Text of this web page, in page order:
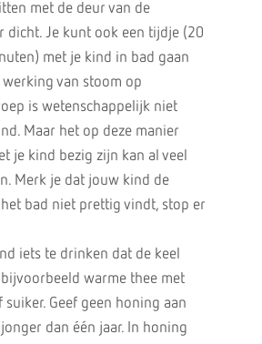
met de deur van de
dicht. Je kunt ook een tijdje (20
met je kind in bad gaan
werking van stoom op
is wetenschappelijk niet
Maar het op deze manier
je kind bezig zijn kan al veel
Merk je dat jouw kind de
bad niet prettig vindt, stop er
iets te drinken dat de keel
warme thee met
suiker. Geef geen honing aan
dan één jaar. In honing